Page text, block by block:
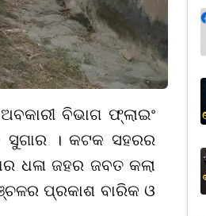
ବିଭାଗ ଫ୍ଲାଇଂ
ସୁଗାର । କଟକ ସହରର
ଧଳା ଜହର ଜବତ କଲା
ପ୍ରକାଶ ବାରିକ ଓ